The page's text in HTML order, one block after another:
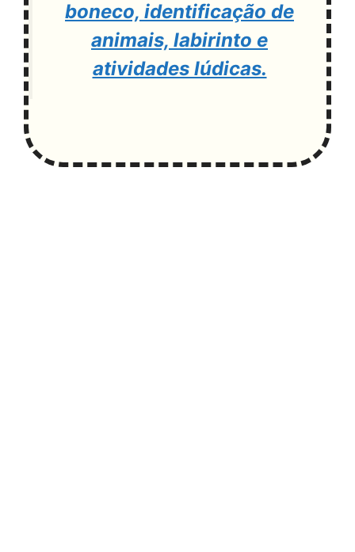
boneco, identificação de
animais, labirinto e
atividades lúdicas.